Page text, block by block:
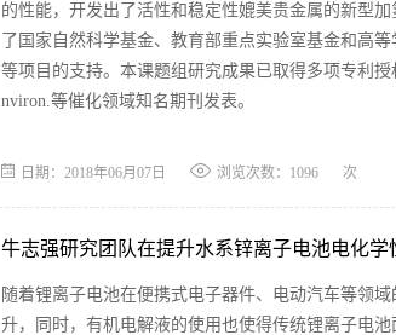
的性能，开发出了活性和稳定性媲美贵金属的新型
了国家自然科学基金、教育部重点实验室基金和高等
等项目的支持。本课题组研究成果已取得多项专利授
nviron.等催化领域知名期刊发表。
日期：2018年06月07日 浏览次数： 1096 次
牛志强研究团队在提升水系锌离子电池电化
随着锂离子电池在便携式电子器件、电动汽车等领
升，同时，有机电解液的使用也使得传统锂离子电